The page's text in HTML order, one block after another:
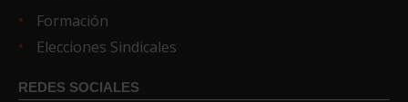
Formación
Elecciones Sindicales
REDES SOCIALES